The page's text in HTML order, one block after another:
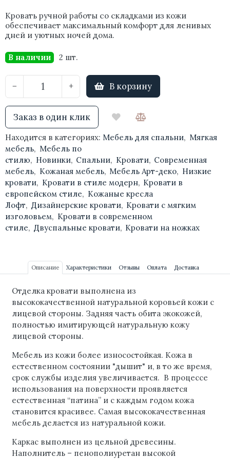
Кровать ручной работы со складками из кожи
обеспечивает максимальный комфорт для ленивых
дней и уютных ночей дома.
В наличии 2 шт.
− + В корзину
Заказ в один клик
Находится в категориях: Мебель для спальни, Мягкая
мебель, Мебель по
стилю, Новинки, Спальни, Кровати, Современная
мебель, Кожаная мебель, Мебель Арт-деко, Низкие
кровати, Кровати в стиле модерн, Кровати в
европейском стиле, Кожаные кресла
Лофт, Дизайнерские кровати, Кровати с мягким
изголовьем, Кровати в современном
стиле, Двуспальные кровати, Кровати на ножках
Описание Характеристики Отзывы Оплата Доставка
Отделка кровати выполнена из
высококачественной натуральной коровьей кожи с
лицевой стороны. Задняя часть обита экокожей,
полностью имитирующей натуральную кожу
лицевой стороны.
Мебель из кожи более износостойкая. Кожа в
естественном состоянии "дышит" и, в то же время,
срок службы изделия увеличивается. В процессе
использования на поверхности проявляется
естественная “патина” и с каждым годом кожа
становится красивее. Самая высококачественная
мебель делается из натуральной кожи.
Каркас выполнен из цельной древесины.
Наполнитель – пенополиуретан высокой